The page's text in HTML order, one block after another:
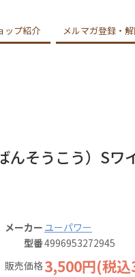
ップ紹介 メルマガ登録・
んそうこう）S
メーカー ユーパワー
型番4996953272945
販売価格3,500円(税